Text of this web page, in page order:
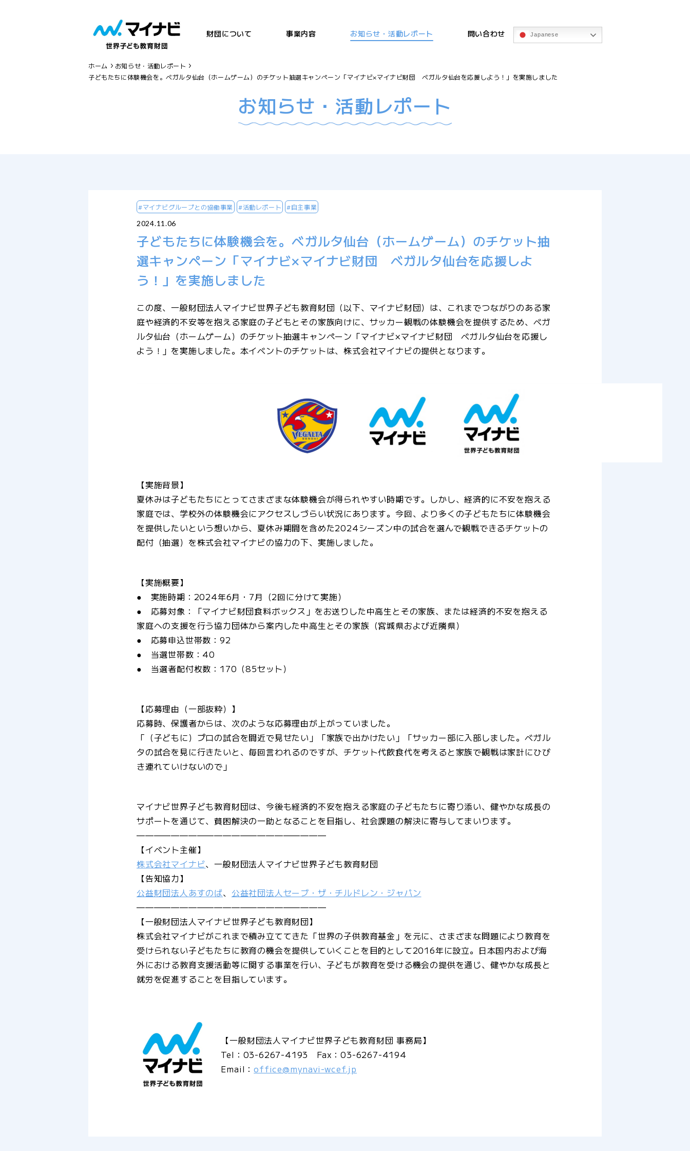
財団について 事業内容 お知らせ・活動レポート 問い合わせ Japanese
ホーム
お知らせ・活動レポート
子どもたちに体験機会を。ベガルタ仙台（ホームゲーム）のチケット抽選キャンペーン「マイナビ×マイナビ財団 ベガルタ仙台を応援しよう！」を実施しました
お知らせ・活動レポート
#マイナビグループとの協働事業 #活動レポート
#自主事業
2024.11.06
子どもたちに体験機会を。ベガルタ仙台（ホームゲーム）のチケット抽
選キャンペーン「マイナビ×マイナビ財団 ベガルタ仙台を応援しよ
う！」を実施しました
この度、一般財団法人マイナビ世界子ども教育財団（以下、マイナビ財団）は、これまでつながりのある家
庭や経済的不安等を抱える家庭の子どもとその家族向けに、サッカー観戦の体験機会を提供するため、ベガ
ルタ仙台（ホームゲーム）のチケット抽選キャンペーン「マイナビ×マイナビ財団 ベガルタ仙台を応援し
よう！」を実施しました。本イベントのチケットは、株式会社マイナビの提供となります。
【実施背景】
夏休みは子どもたちにとってさまざまな体験機会が得られやすい時期です。しかし、経済的に不安を抱える
家庭では、学校外の体験機会にアクセスしづらい状況にあります。今回、より多くの子どもたちに体験機会
を提供したいという想いから、夏休み期間を含めた2024シーズン中の試合を選んで観戦できるチケットの
配付（抽選）を株式会社マイナビの協力の下、実施しました。
【実施概要】
● 実施時期：2024年6月・7月（2回に分けて実施）
● 応募対象：「マイナビ財団食料ボックス」をお送りした中高生とその家族、または経済的不安を抱える
家庭への支援を行う協力団体から案内した中高生とその家族（宮城県および近隣県）
● 応募申込世帯数：92
● 当選世帯数：40
● 当選者配付枚数：170（85セット）
【応募理由（一部抜粋）】
応募時、保護者からは、次のような応募理由が上がっていました。
「（子どもに）プロの試合を間近で見せたい」「家族で出かけたい」「サッカー部に入部しました。ベガル
タの試合を見に行きたいと、毎回言われるのですが、チケット代飲食代を考えると家族で観戦は家計にひび
き連れていけないので」
マイナビ世界子ども教育財団は、今後も経済的不安を抱える家庭の子どもたちに寄り添い、健やかな成長の
サポートを通じて、貧困解決の一助となることを目指し、社会課題の解決に寄与してまいります。
——————————————————————
【イベント主催】
株式会社マイナビ、一般財団法人マイナビ世界子ども教育財団
【告知協力】
公益財団法人あすのば、 公益社団法人セーブ・ザ・チルドレン・ジャパン
——————————————————————
【一般財団法人マイナビ世界子ども教育財団】
株式会社マイナビがこれまで積み立ててきた「世界の子供教育基金」を元に、さまざまな問題により教育を
受けられない子どもたちに教育の機会を提供していくことを目的として2016年に設立。日本国内および海
外における教育支援活動等に関する事業を行い、子どもが教育を受ける機会の提供を通じ、健やかな成長と
就労を促進することを目指しています。
【一般財団法人マイナビ世界子ども教育財団 事務局】
Tel：03-6267-4193 Fax：03-6267-4194
Email：office@mynavi-wcef.jp